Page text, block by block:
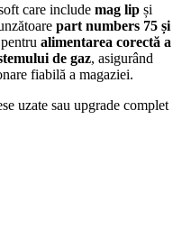
care include mag lip și
part numbers 75 și
alimentarea corectă a
de gaz, asigurând
fiabilă a magaziei.
uzate sau upgrade complet